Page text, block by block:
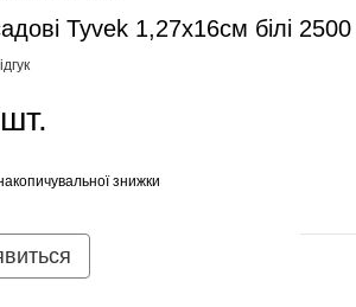
Tyvek 1,27х16см білі
знижки